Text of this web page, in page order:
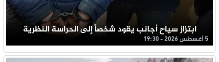
ابتزاز سياح أجانب يقود شخصاً إلى الحراسة النظرية
5 أغسطس 2026 - 19:30